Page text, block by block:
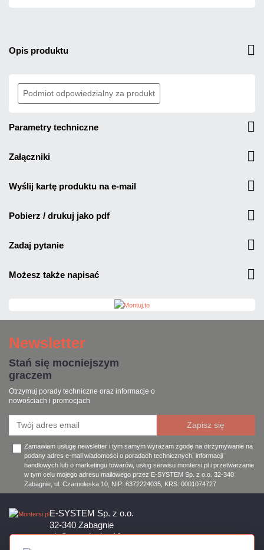
opis produktu
Podmiot odpowiedzialny za produkt
parametry techniczne
załączniki
wyślij kartę produktu na e-mail
pobierz / drukuj jako pdf
zadaj pytanie
możesz także napisać
Newsletter
Stań się mocniejszym
graczem
Otrzymuj porady techniczne oraz informacje o
nowościach i promocjach
Zamawiam usługę newsletter i tym samym wyrażam zgodę na otrzymywanie na
podany adres e-mail wiadomości o poradach technicznych, informacji
handlowych lub o marketingu towarów, usług serwisu montersi.pl i przetwarzanie
w tym celu mojego adresu mailowego przez E-SYSTEM Sp. z o.o. 32-340
Zabagnie, ul. Czarnoleska 10, NIP: 6372224035, KRS: 0001074727
E-SYSTEM Sp. z o.o.
32-340 Zabagnie
ul. Czarnoleska 10